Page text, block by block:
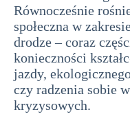
Równocześnie
społeczna w
drodze – coraz
konieczności
jazdy,
czy radzenia sobie
kryzysowych.